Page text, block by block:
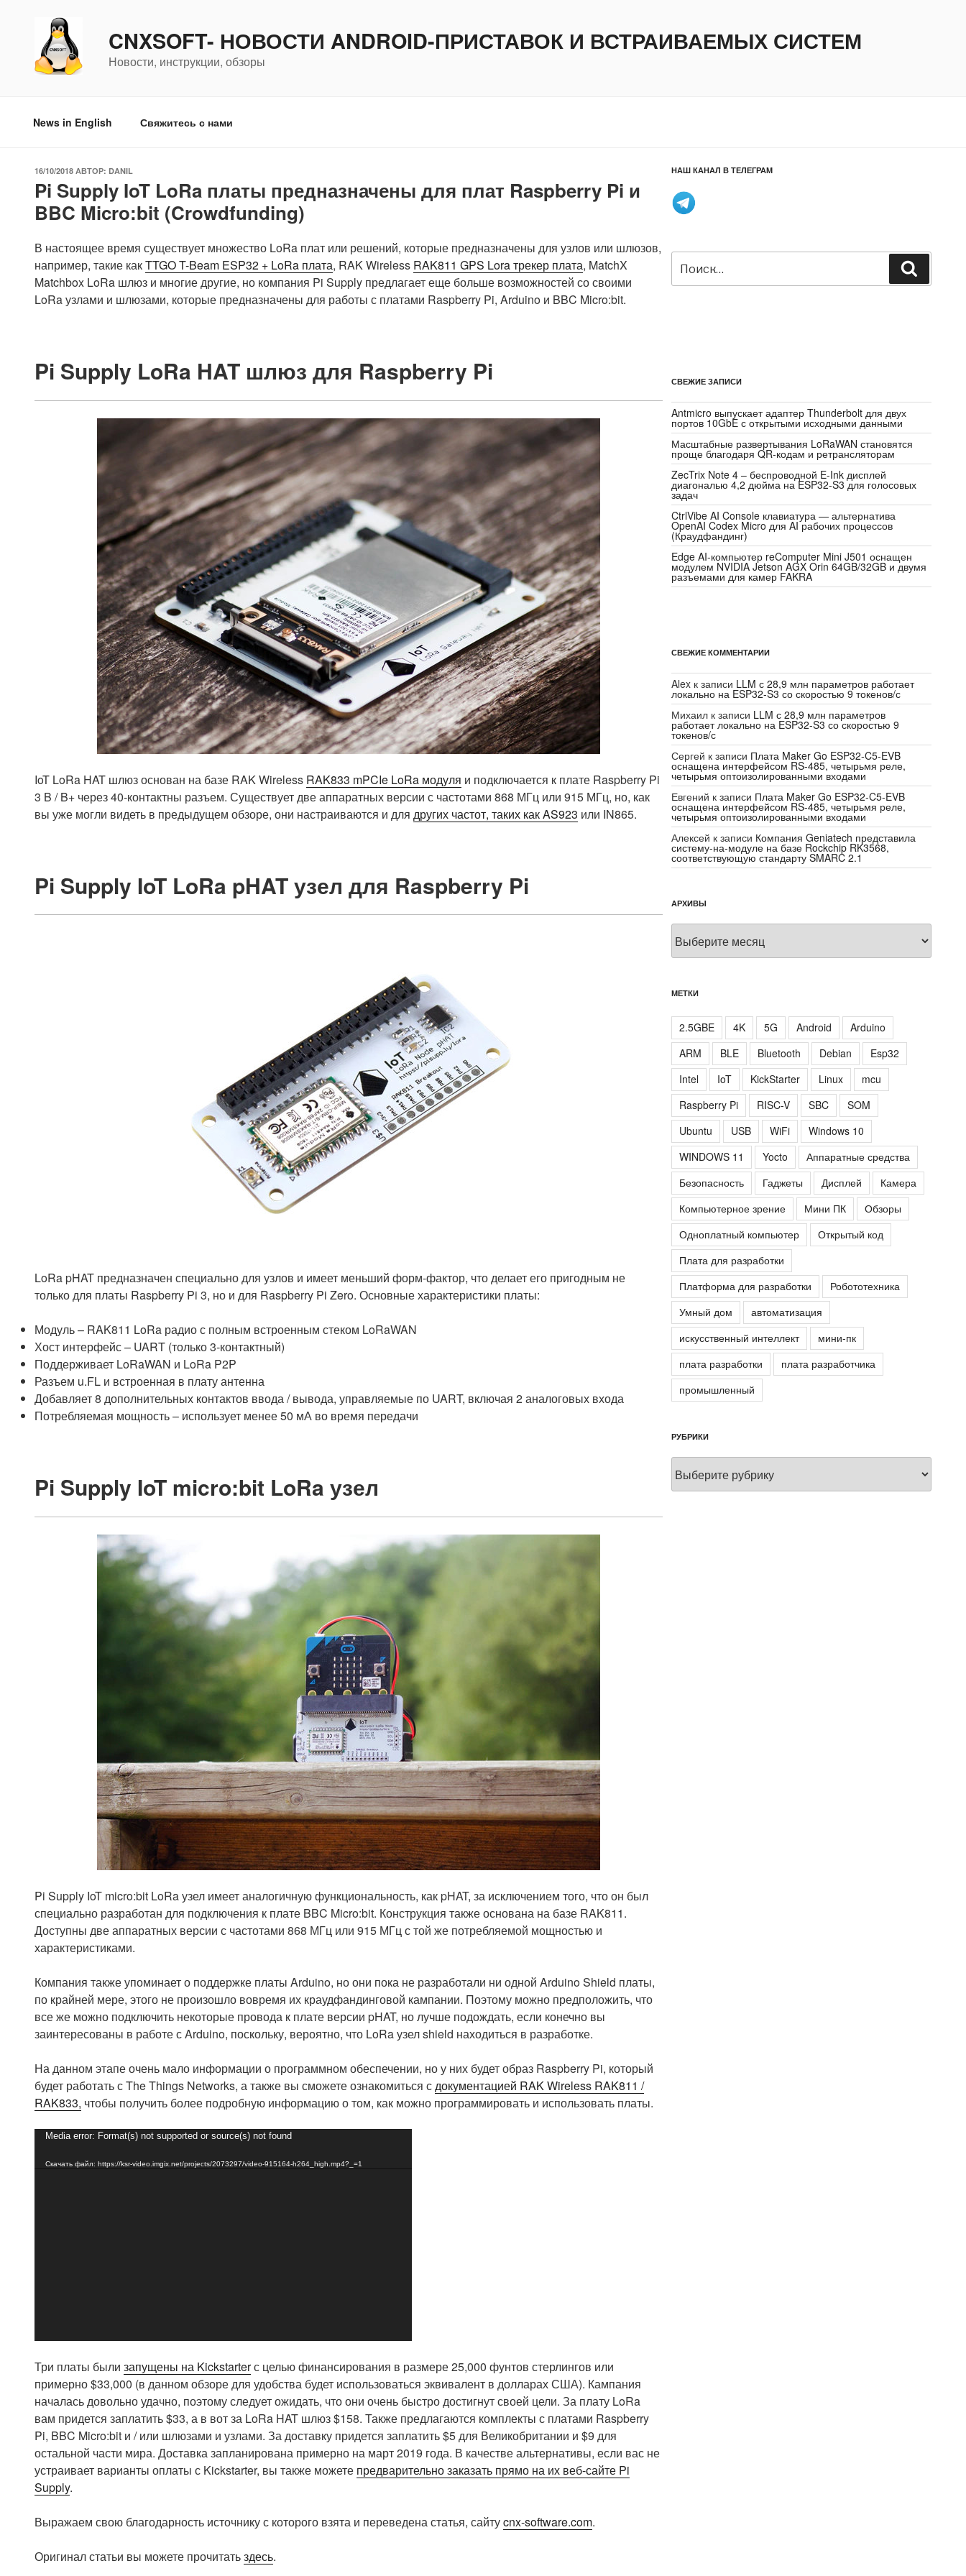
содержимому
CNXSOFT- НОВОСТИ ANDROID-ПРИСТАВОК И ВСТРАИВАЕМЫХ СИСТЕМ
Новости, инструкции, обзоры
News in English Свяжитесь с нами
ОПУБЛИКОВАНО
16/10/2018 АВТОР: DANIL
Pi Supply IoT LoRa платы предназначены для плат Raspberry Pi и
BBC Micro:bit (Crowdfunding)
В настоящее время существует множество LoRa плат или решений, которые предназначены для узлов или шлюзов,
например, такие какTTGO T-Beam ESP32 + LoRa плата, RAK Wireless RAK811 GPS Lora трекер плата, MatchX
Matchbox LoRa шлюз и многие другие, но компания Pi Supply предлагает еще больше возможностей со своими
LoRa узлами и шлюзами, которые предназначены для работы с платами Raspberry Pi, Arduino и BBC Micro:bit.
Pi Supply LoRa HAT шлюз для Raspberry Pi
IoT LoRa HAT шлюз основан на базе RAK Wireless RAK833 mPCIe LoRa модуля и подключается к плате Raspberry Pi
3 B / B+ через 40-контактны разъем. Существует две аппаратных версии с частотами 868 МГц или 915 МГц, но, как
вы уже могли видеть в предыдущем обзоре, они настраиваются и для других частот, таких как AS923 или IN865.
Pi Supply IoT LoRa pHAT узел для Raspberry Pi
LoRa pHAT предназначен специально для узлов и имеет меньший форм-фактор, что делает его пригодным не
только для платы Raspberry Pi 3, но и для Raspberry Pi Zero. Основные характеристики платы:
Модуль – RAK811 LoRa радио с полным встроенным стеком LoRaWAN
Хост интерфейс – UART (только 3-контактный)
Поддерживает LoRaWAN и LoRa P2P
Разъем u.FL и встроенная в плату антенна
Добавляет 8 дополнительных контактов ввода / вывода, управляемые по UART, включая 2 аналоговых входа
Потребляемая мощность – использует менее 50 мА во время передачи
Pi Supply IoT micro:bit LoRa узел
Pi Supply IoT micro:bit LoRa узел имеет аналогичную функциональность, как pHAT, за исключением того, что он был
специально разработан для подключения к плате BBC Micro:bit. Конструкция также основана на базе RAK811.
Доступны две аппаратных версии с частотами 868 МГц или 915 МГц с той же потребляемой мощностью и
характеристиками.
Компания также упоминает о поддержке платы Arduino, но они пока не разработали ни одной Arduino Shield платы,
по крайней мере, этого не произошло вовремя их краудфандинговой кампании. Поэтому можно предположить, что
все же можно подключить некоторые провода к плате версии pHAT, но лучше подождать, если конечно вы
заинтересованы в работе с Arduino, поскольку, вероятно, что LoRa узел shield находиться в разработке.
На данном этапе очень мало информации о программном обеспечении, но у них будет образ Raspberry Pi, который
будет работать с The Things Networks, а также вы сможете ознакомиться сдокументацией RAK Wireless RAK811 /
RAK833, чтобы получить более подробную информацию о том, как можно программировать и использовать платы.
Видеоплеер
Media error: Format(s) not supported or source(s) not found
Скачать файл: https://ksr-video.imgix.net/projects/2073297/video-915164-h264_high.mp4?_=1
Три платы были запущены на Kickstarterс целью финансирования в размере 25,000 фунтов стерлингов или
примерно $33,000 (в данном обзоре для удобства будет использоваться эквивалент в долларах США). Кампания
началась довольно удачно, поэтому следует ожидать, что они очень быстро достигнут своей цели. За плату LoRa
вам придется заплатить $33, а в вот за LoRa HAT шлюз $158. Также предлагаются комплекты с платами Raspberry
Pi, BBC Micro:bit и / или шлюзами и узлами. За доставку придется заплатить $5 для Великобритании и $9 для
остальной части мира. Доставка запланирована примерно на март 2019 года. В качестве альтернативы, если вас не
устраивает варианты оплаты с Kickstarter, вы также можете предварительно заказать прямо на их веб-сайте Pi
Supply.
Выражаем свою благодарность источнику с которого взята и переведена статья, сайтуcnx-software.com.
Оригинал статьи вы можете прочитатьздесь.
НАШ КАНАЛ В ТЕЛЕГРАМ
Искать:
СВЕЖИЕ ЗАПИСИ
Antmicro выпускает адаптер Thunderbolt для двух
портов 10GbE с открытыми исходными данными
Масштабные развертывания LoRaWAN становятся
проще благодаря QR-кодам и ретрансляторам
ZecTrix Note 4 – беспроводной E-Ink дисплей
диагональю 4,2 дюйма на ESP32-S3 для голосовых
задач
CtrlVibe AI Console клавиатура — альтернатива
OpenAI Codex Micro для AI рабочих процессов
(Краудфандинг)
Edge AI-компьютер reComputer Mini J501 оснащен
модулем NVIDIA Jetson AGX Orin 64GB/32GB и двумя
разъемами для камер FAKRA
СВЕЖИЕ КОММЕНТАРИИ
Alex к записи LLM с 28,9 млн параметров работает
локально на ESP32-S3 со скоростью 9 токенов/с
Михаил к записи LLM с 28,9 млн параметров
работает локально на ESP32-S3 со скоростью 9
токенов/с
Сергей к записи Плата Maker Go ESP32-C5-EVB
оснащена интерфейсом RS-485, четырьмя реле,
четырьмя оптоизолированными входами
Евгений к записи Плата Maker Go ESP32-C5-EVB
оснащена интерфейсом RS-485, четырьмя реле,
четырьмя оптоизолированными входами
Алексей к записи Компания Geniatech представила
систему-на-модуле на базе Rockchip RK3568,
соответствующую стандарту SMARC 2.1
АРХИВЫ
Архивы
МЕТКИ
2.5GBE 4K 5G Android
Arduino
ARM
BLE Bluetooth Debian
Esp32
Intel
IoT KickStarter Linux
mcu
Raspberry Pi
RISC-V SBC
SOM
Ubuntu
USB WiFi
Windows 10
WINDOWS 11
Yocto
Аппаратные средства
Безопасность
Гаджеты Дисплей
Камера
Компьютерное зрение
Мини ПК
Обзоры
Одноплатный компьютер
Открытый код
Плата для разработки
Платформа для разработки
Робототехника
Умный дом
автоматизация
искусственный интеллект
мини-пк
плата разработки
плата разработчика
промышленный
РУБРИКИ
Рубрики